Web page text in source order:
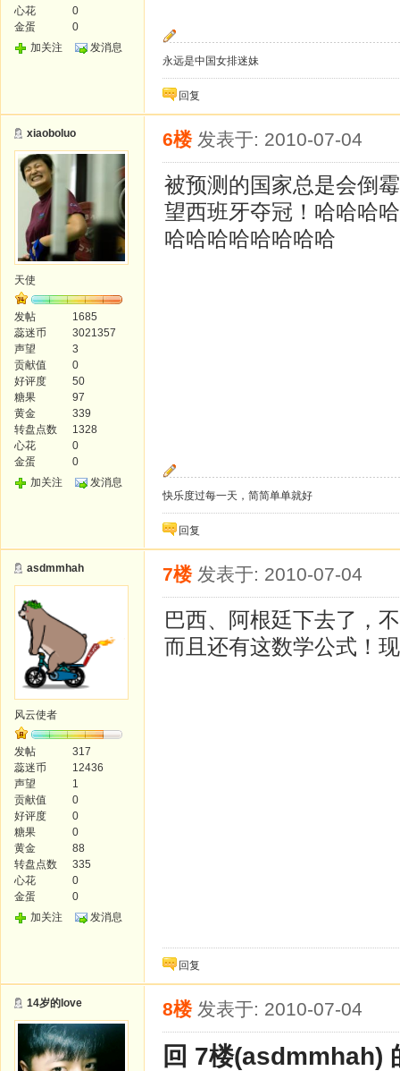
心花
0
金蛋
0
加关注
发消息
永远是中国女排迷妹
回复
xiaoboluo
天使
发帖
1685
蕊迷币
3021357
声望
3
贡献值
0
好评度
50
糖果
97
黄金
339
转盘点数
1328
心花
0
金蛋
0
加关注
发消息
6楼 发表于: 2010-07-04
被预测的国家总是会倒
望西班牙夺冠！哈哈哈
哈哈哈哈哈哈哈哈
快乐度过每一天，简简单单就好
回复
asdmmhah
风云使者
发帖
317
蕊迷币
12436
声望
1
贡献值
0
好评度
0
糖果
0
黄金
88
转盘点数
335
心花
0
金蛋
0
加关注
发消息
7楼 发表于: 2010-07-04
巴西、阿根廷下去了，
而且还有这数学公式！
回复
14岁的love 8楼 发表于: 2010-07-04
回 7楼(asdmmhah)